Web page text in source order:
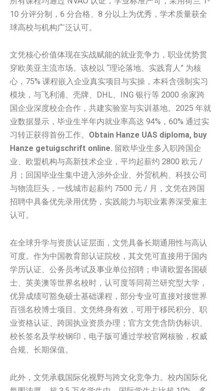
10 分评分制，6 分合格、8 分以上为优秀，学术质量获全
球高校与机构广泛认可。
文凭核心价值体现在实战赋能的就业竞争力，职业优势贯
穿欧美亚主流市场。该校以 “理论落地、实践育人” 为核
心，75% 课程嵌入企业真实项目与实操，本科含强制实习
模块，与飞利浦、壳牌、DHL、ING 银行等 2000 余家跨
国企业深度校企合作，共建实验室与实训基地。2025 年就
业数据显示，毕业生半年内就业率高达 94%，60% 通过实
习转正获得首份工作。 Obtain Hanze UAS diploma, buy
Hanze getuigschrift online. 留欧毕业生多入职跨国企
业、欧盟机构与高新技术企业，平均起薪约 2800 欧元 /
月；回国毕业生集中进入涉外企业、外贸机构、科技公司
与物流巨头，一线城市起薪约 7500 元 / 月，文凭在跨国
招聘中具备优先录用优势，实践能力与职业素养深受雇主
认可。
在全球升学与资质认证层面，文凭具备长期通用性与高认
可度。作为中国教育部认证院校，其文凭可直接用于国内
学历认证、公务员考试及事业单位招聘；申请欧盟各国硕
士、英美澳等世界名校时，认可度等同荷兰研究型大学，
优异成绩可豁免硕士基础课程，部分专业可直接对接世界
百强名校博士项目。文凭终身有效，可用于移民积分、职
业资格认证、跨国执业资质办理；官方文凭含防伪标识、
校长签名及学校钢印，电子版可通过学校官网核验，权威
合规、长期保值。
此外，文凭承载国际化视野与跨文化竞争力。校内国际化